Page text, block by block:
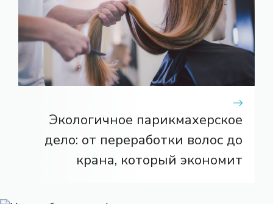
Экологичное парикмахерское
дело: от переработки волос до
крана, который экономит